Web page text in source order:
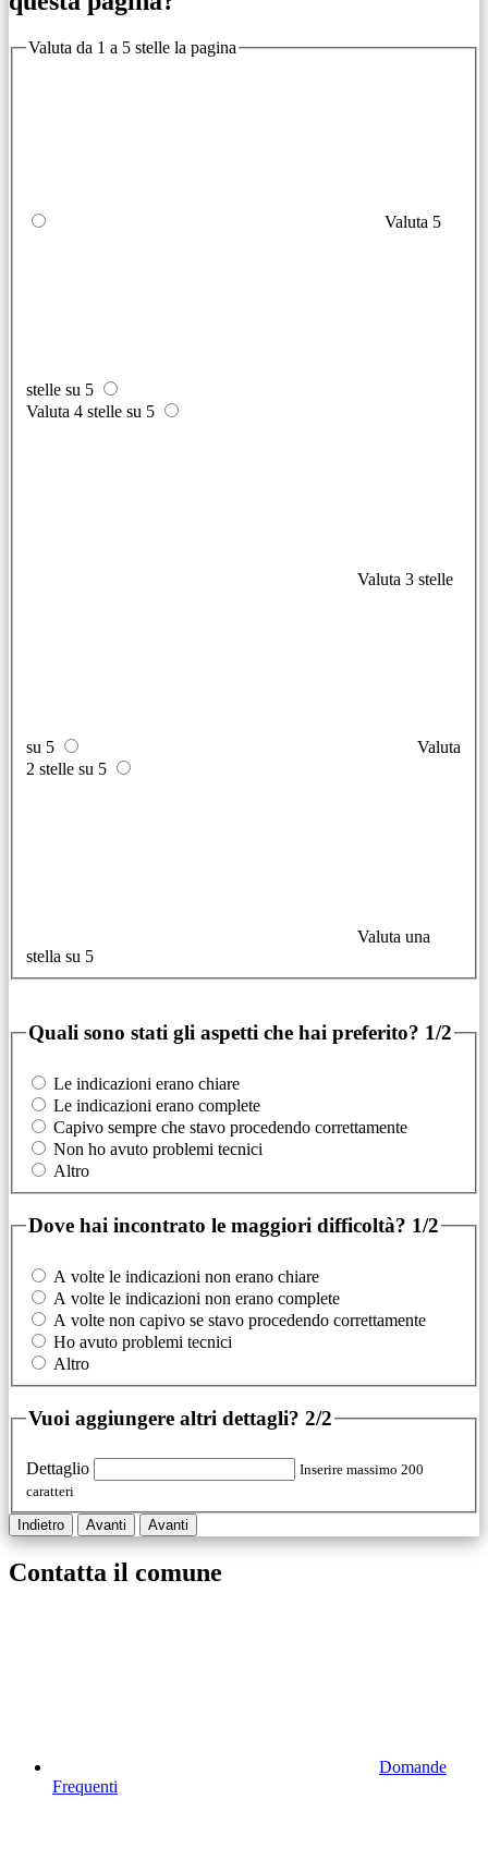
Valuta da 1 a 5 stelle la pagina
Valuta 5
stelle su 5
Valuta 4 stelle su 5
Valuta 3 stelle
su 5
Valuta
2 stelle su 5
Valuta una
stella su 5
Quali sono stati gli aspetti che hai preferito? 1/2
Le indicazioni erano chiare
Le indicazioni erano complete
Capivo sempre che stavo procedendo correttamente
Non ho avuto problemi tecnici
Altro
Dove hai incontrato le maggiori difficoltà? 1/2
A volte le indicazioni non erano chiare
A volte le indicazioni non erano complete
A volte non capivo se stavo procedendo correttamente
Ho avuto problemi tecnici
Altro
Vuoi aggiungere altri dettagli? 2/2
Dettaglio
Inserire massimo 200
caratteri
Indietro Avanti Avanti
Contatta il comune
Domande
Frequenti